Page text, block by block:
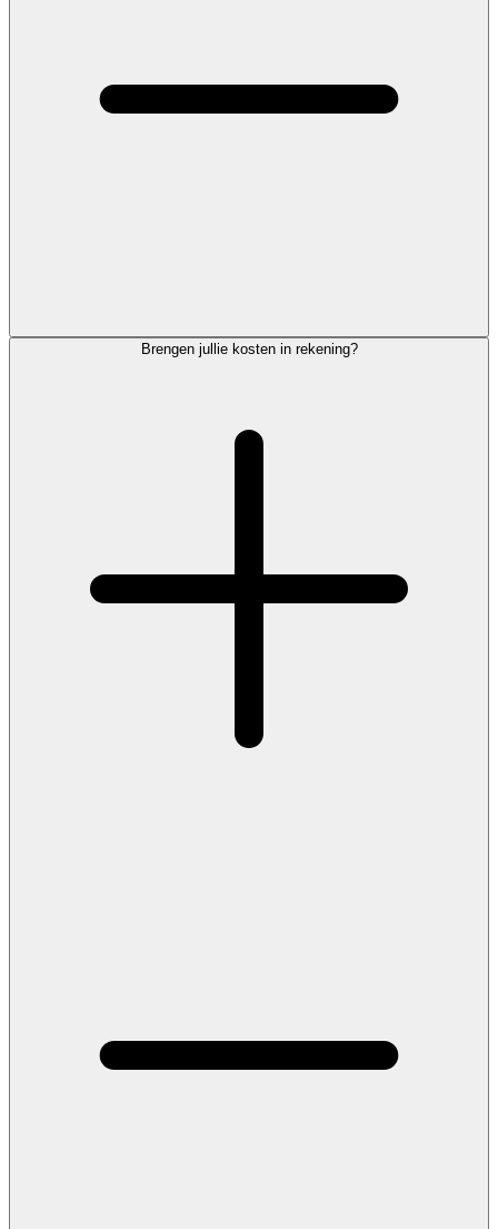
Brengen jullie kosten in rekening?